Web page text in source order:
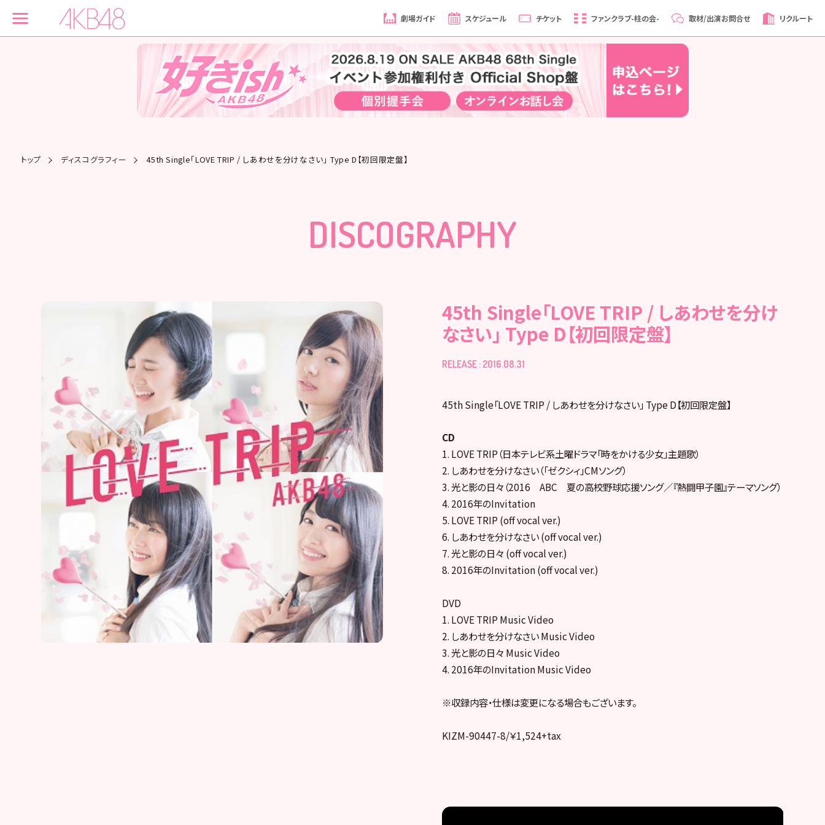
劇場ガイド スケジュール チケット ファンクラブ-柱の会- 取材/出演お問合せ リクルート
トップ ディスコグラフィー 45th Single「LOVE TRIP / しあわせを分けなさい」 Type D【初回限定盤】
DISCOGRAPHY
45th Single「LOVE TRIP / しあわせを分け
なさい」 Type D【初回限定盤】
RELEASE : 2016.08.31
45th Single「LOVE TRIP / しあわせを分けなさい」 Type D【初回限定盤】
CD
1. LOVE TRIP（日本テレビ系土曜ドラマ「時をかける少女」主題歌）
2. しあわせを分けなさい（「ゼクシィ」CMソング）
3. 光と影の日々（2016 ABC 夏の高校野球応援ソング／『熱闘甲子園』テーマソング）
4. 2016年のInvitation
5. LOVE TRIP (off vocal ver.)
6. しあわせを分けなさい (off vocal ver.)
7. 光と影の日々 (off vocal ver.)
8. 2016年のInvitation (off vocal ver.)
DVD
1. LOVE TRIP Music Video
2. しあわせを分けなさい Music Video
3. 光と影の日々 Music Video
4. 2016年のInvitation Music Video
※収録内容・仕様は変更になる場合もございます。
KIZM-90447-8/￥1,524+tax